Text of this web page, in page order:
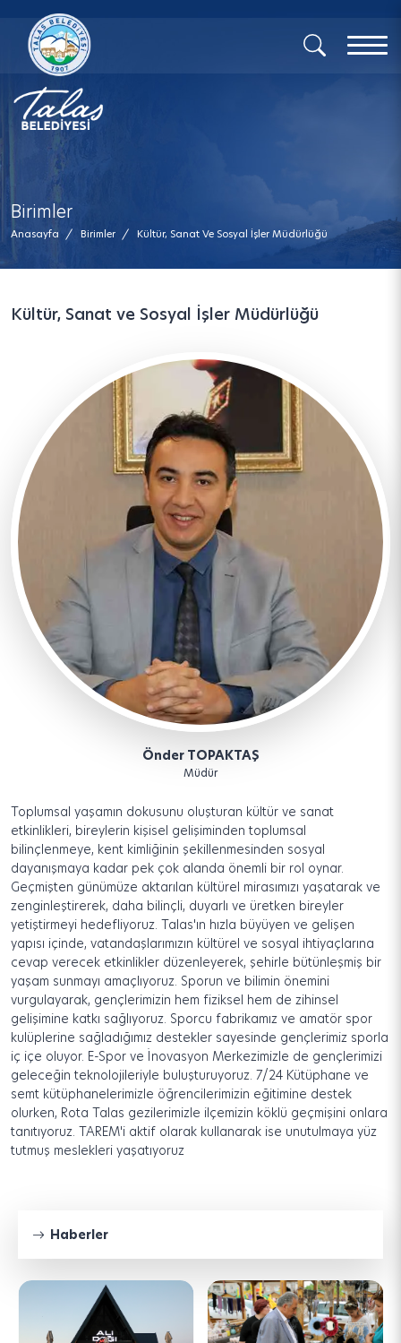
x
Birimler
Anasayfa / Birimler / Kültür, Sanat Ve Sosyal İşler Müdürlüğü
Kültür, Sanat ve Sosyal İşler Müdürlüğü
Önder TOPAKTAŞ
Müdür
Toplumsal yaşamın dokusunu oluşturan kültür ve sanat
etkinlikleri, bireylerin kişisel gelişiminden toplumsal
bilinçlenmeye, kent kimliğinin şekillenmesinden sosyal
dayanışmaya kadar pek çok alanda önemli bir rol oynar.
Geçmişten günümüze aktarılan kültürel mirasımızı yaşatarak ve
zenginleştirerek, daha bilinçli, duyarlı ve üretken bireyler
yetiştirmeyi hedefliyoruz. Talas'ın hızla büyüyen ve gelişen
yapısı içinde, vatandaşlarımızın kültürel ve sosyal ihtiyaçlarına
cevap verecek etkinlikler düzenleyerek, şehirle bütünleşmiş bir
yaşam sunmayı amaçlıyoruz. Sporun ve bilimin önemini
vurgulayarak, gençlerimizin hem fiziksel hem de zihinsel
gelişimine katkı sağlıyoruz. Sporcu fabrikamız ve amatör spor
kulüplerine sağladığımız destekler sayesinde gençlerimiz sporla
iç içe oluyor. E-Spor ve İnovasyon Merkezimizle de gençlerimizi
geleceğin teknolojileriyle buluşturuyoruz. 7/24 Kütüphane ve
semt kütüphanelerimizle öğrencilerimizin eğitimine destek
olurken, Rota Talas gezilerimizle ilçemizin köklü geçmişini onlara
tanıtıyoruz. TAREM'i aktif olarak kullanarak ise unutulmaya yüz
tutmuş meslekleri yaşatıyoruz
Haberler